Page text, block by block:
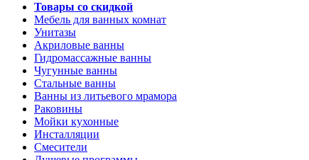
Товары со скидкой
Мебель для ванных комнат
Унитазы
Акриловые ванны
Гидромассажные ванны
Чугунные ванны
Стальные ванны
Ванны из литьевого мрамора
Раковины
Мойки кухонные
Инсталляции
Смесители